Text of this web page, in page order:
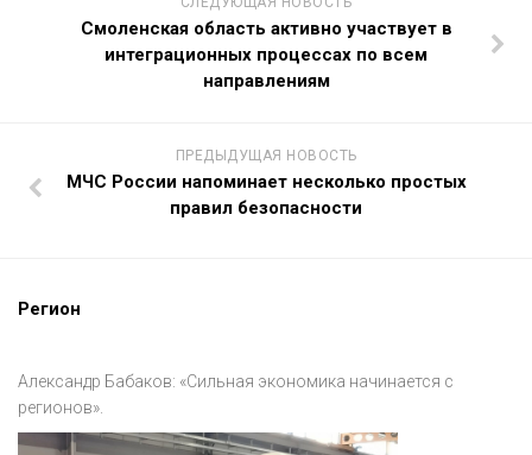
Смоленская область активно участвует в
интеграционных процессах по всем
направлениям
ПРЕДЫДУЩАЯ НОВОСТЬ
МЧС России напоминает несколько простых
правил безопасности
Регион
Александр Бабаков: «Сильная экономика начинается с
регионов».